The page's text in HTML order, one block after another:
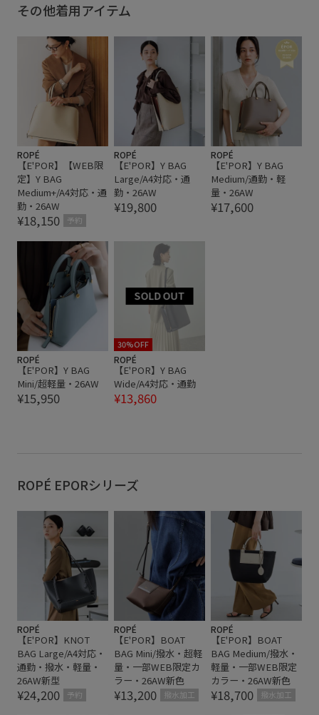
その他着用アイテム
ROPÉ
【E'POR】【WEB限
定】Y BAG
Medium+/A4対応・通
勤・26AW
¥18,150 予約
ROPÉ
【E'POR】Y BAG
Large/A4対応・通
勤・26AW
¥19,800
ROPÉ
【E'POR】Y BAG
Medium/通勤・軽
量・26AW
¥17,600
ROPÉ
【E'POR】Y BAG
Mini/超軽量・26AW
¥15,950
30%OFF
ROPÉ
【E'POR】Y BAG
Wide/A4対応・通勤
¥13,860
ROPÉ EPORシリーズ
ROPÉ
【E'POR】KNOT
BAG Large/A4対応・
通勤・撥水・軽量・
26AW新型
¥24,200 予約
ROPÉ
【E'POR】BOAT
BAG Mini/撥水・超軽
量・一部WEB限定カ
ラー・26AW新色
¥13,200 撥水加工
ROPÉ
【E'POR】BOAT
BAG Medium/撥水・
軽量・一部WEB限定
カラー・26AW新色
¥18,700 撥水加工